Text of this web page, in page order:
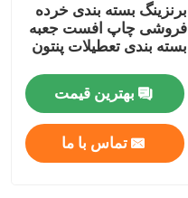
برنزینگ بسته بندی خرده
فروشی چاپ افست جعبه
بسته بندی تعطیلات پنتون
بهترین قیمت
تماس با ما